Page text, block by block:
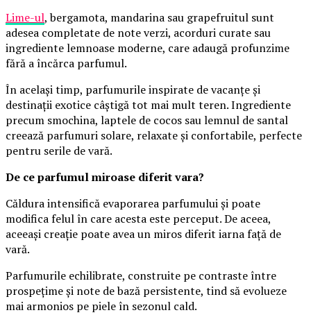
Lime-ul, bergamota, mandarina sau grapefruitul sunt
adesea completate de note verzi, acorduri curate sau
ingrediente lemnoase moderne, care adaugă profunzime
fără a încărca parfumul.
În același timp, parfumurile inspirate de vacanțe și
destinații exotice câștigă tot mai mult teren. Ingrediente
precum smochina, laptele de cocos sau lemnul de santal
creează parfumuri solare, relaxate și confortabile, perfecte
pentru serile de vară.
De ce parfumul miroase diferit vara?
Căldura intensifică evaporarea parfumului și poate
modifica felul în care acesta este perceput. De aceea,
aceeași creație poate avea un miros diferit iarna față de
vară.
Parfumurile echilibrate, construite pe contraste între
prospețime și note de bază persistente, tind să evolueze
mai armonios pe piele în sezonul cald.